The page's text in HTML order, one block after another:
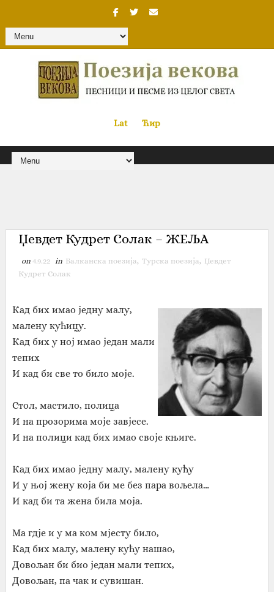
Lat« Ћир
Џевдет Кудрет Солак – ЖЕЉА
on 4.9.22 in Балканска поезија, Турска поезија, Џевдет
Кудрет Солак
Кад бих имао једну малу,
малену кућицу.
Кад бих у ној имао један мали
тепих
И кад би све то било моје.
Стол, мастило, полица
И на прозорима моје завјесе.
И на полици кад бих имао своје књиге.
Кад бих имао једну малу, малену кућу
И у њој жену која би ме без пара вољела…
И кад би та жена била моја.
Ма гдје и у ма ком мјесту било,
Кад бих малу, малену кућу нашао,
Довољан би био један мали тепих,
Довољан, па чак и сувишан.